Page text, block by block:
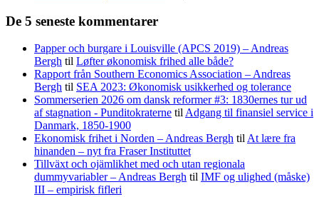
De 5 seneste kommentarer
Papper och burgare i Louisville (APCS 2019) – Andreas
Bergh til Løfter økonomisk frihed alle både?
Rapport från Southern Economics Association – Andreas
Bergh til SEA 2023: Økonomisk usikkerhed og tolerance
Sommerserien 2026 om dansk reformer #3: 1830ernes tur ud
af stagnation - Punditokraterne til Adgang til finansiel service i
Danmark, 1850-1900
Ekonomisk frihet i Norden – Andreas Bergh til At lære fra
hinanden – nyt fra Fraser Instituttet
Tillväxt och ojämlikhet med och utan regionala
dummyvariabler – Andreas Bergh til IMF og ulighed (måske)
III – empirisk fifleri